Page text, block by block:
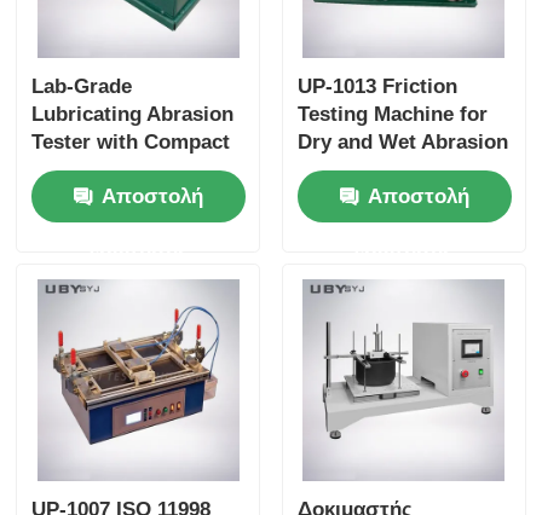
Lab-Grade
Lubricating Abrasion
Tester with Compact
Structure and User-
Friendly Interface for
Friction and Wear
Αποστολή
UP-1013 Friction
Testing Machine for
Dry and Wet Abrasion
Test with Adjustable
Load Range and Real-
time Friction
Αποστολή
UP-1007 ISO 11998
Δοκιμαστής